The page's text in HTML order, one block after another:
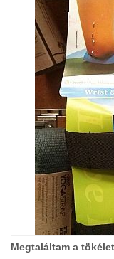
Megtaláltam a